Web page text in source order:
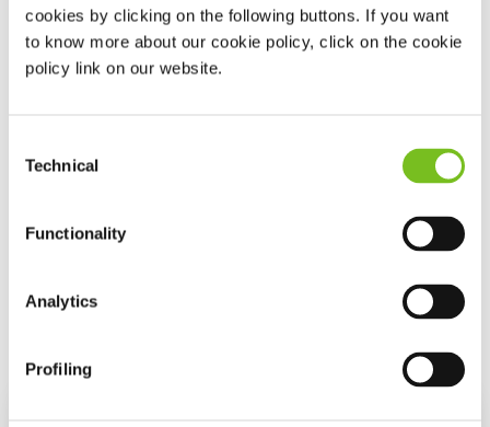
cookies by clicking on the following buttons. If you want
to know more about our cookie policy, click on the cookie
policy link on our website.
Selection
Technical
Functionality
Analytics
Profiling